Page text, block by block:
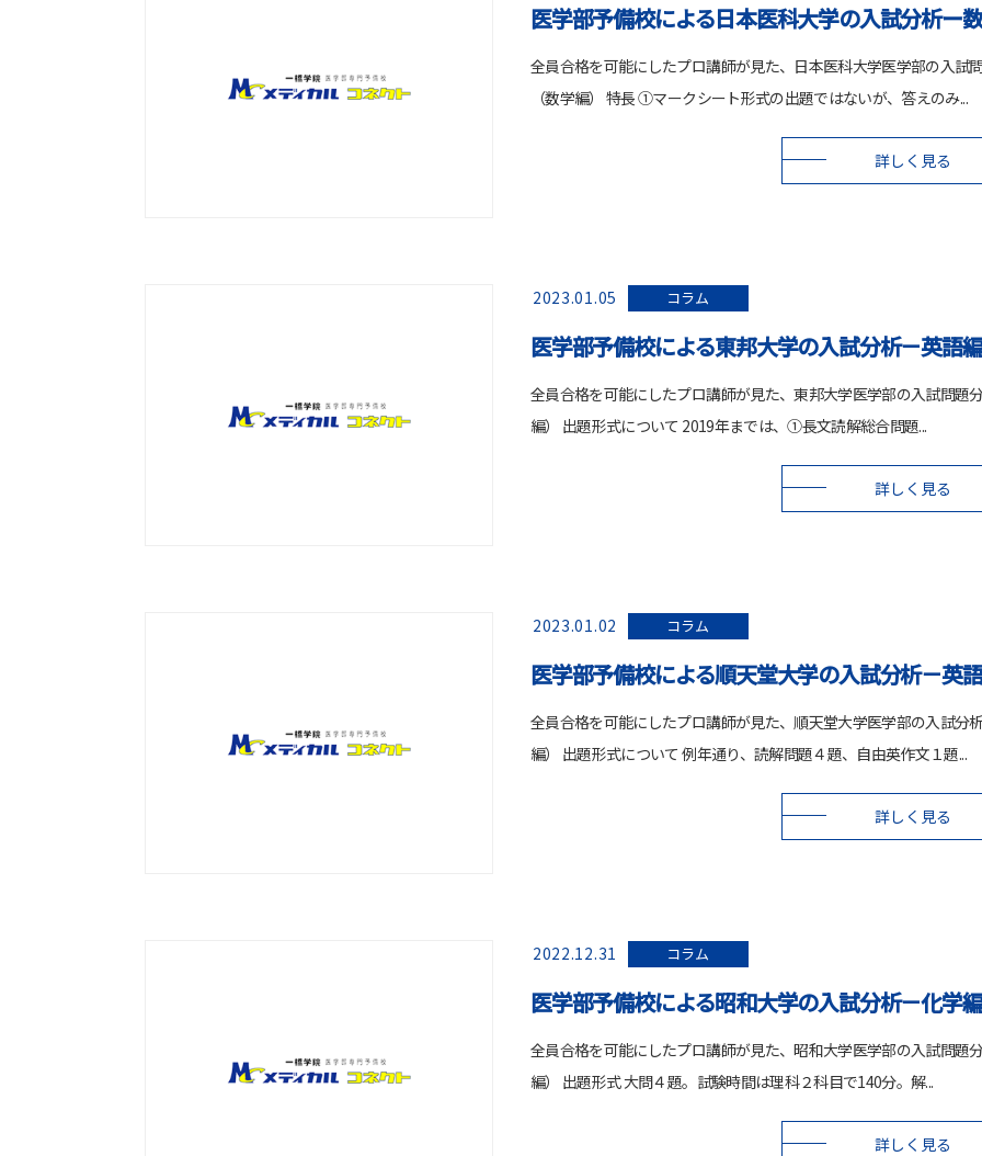
医学部予備校による日本医科大学の入試分析ー
全員合格を可能にしたプロ講師が見た、日本医科大学医学部の入試
（数学編） 特長 ①マークシート形式の出題ではないが、答えのみ...
詳しく見る
2023.01.05 コラム
医学部予備校による東邦大学の入試分析－英語編
全員合格を可能にしたプロ講師が見た、東邦大学医学部の入試問題
編） 出題形式について 2019年までは、①長文読解総合問題...
詳しく見る
2023.01.02 コラム
医学部予備校による順天堂大学の入試分析－英
全員合格を可能にしたプロ講師が見た、順天堂大学医学部の入試分
編） 出題形式について 例年通り、読解問題４題、自由英作文１題...
詳しく見る
2022.12.31 コラム
医学部予備校による昭和大学の入試分析－化学編
全員合格を可能にしたプロ講師が見た、昭和大学医学部の入試問題
編） 出題形式 大問４題。試験時間は理科２科目で140分。解...
詳しく見る